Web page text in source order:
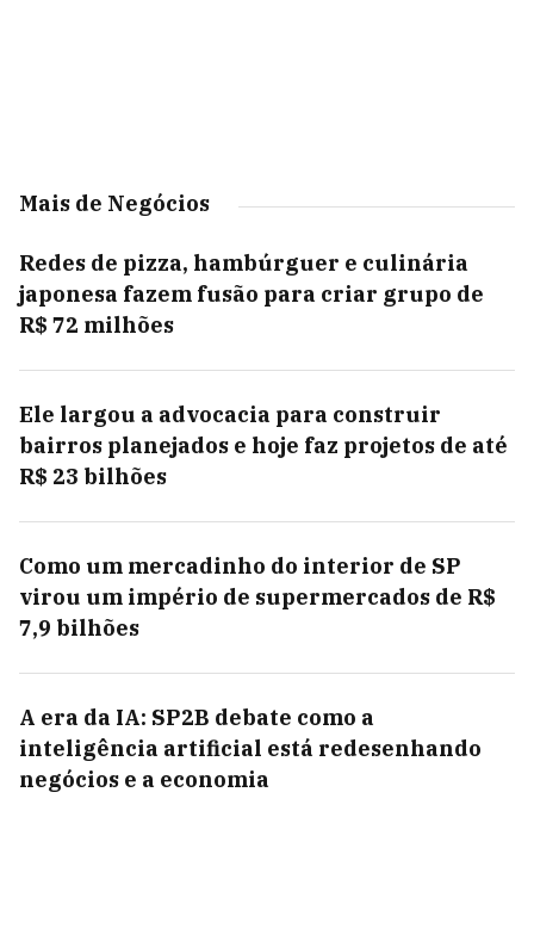
Mais de Negócios
Redes de pizza, hambúrguer e culinária
japonesa fazem fusão para criar grupo de
R$ 72 milhões
Ele largou a advocacia para construir
bairros planejados e hoje faz projetos de até
R$ 23 bilhões
Como um mercadinho do interior de SP
virou um império de supermercados de R$
7,9 bilhões
A era da IA: SP2B debate como a
inteligência artificial está redesenhando
negócios e a economia